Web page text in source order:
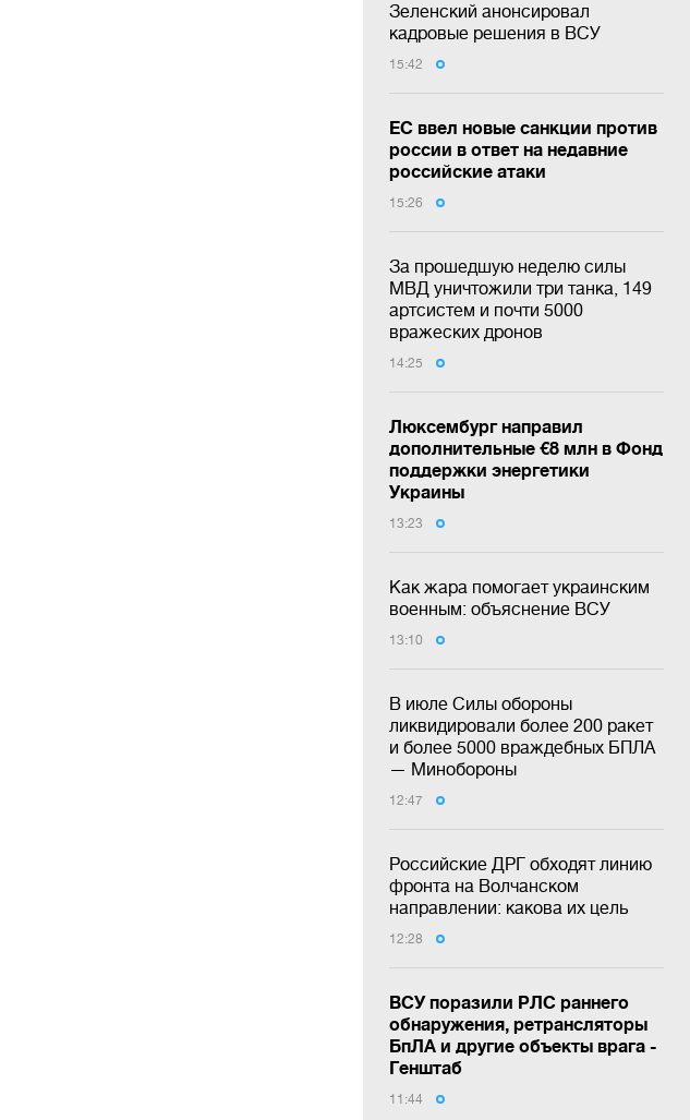
Зеленский анонсировал
кадровые решения в ВСУ
15:42
ЕС ввел новые санкции против
россии в ответ на недавние
российские атаки
15:26
За прошедшую неделю силы
МВД уничтожили три танка, 149
артсистем и почти 5000
вражеских дронов
14:25
Люксембург направил
дополнительные €8 млн в Фонд
поддержки энергетики
Украины
13:23
Как жара помогает украинским
военным: объяснение ВСУ
13:10
В июле Силы обороны
ликвидировали более 200 ракет
и более 5000 враждебных БПЛА
— Минобороны
12:47
Российские ДРГ обходят линию
фронта на Волчанском
направлении: какова их цель
12:28
ВСУ поразили РЛС раннего
обнаружения, ретрансляторы
БпЛА и другие объекты врага -
Генштаб
11:44